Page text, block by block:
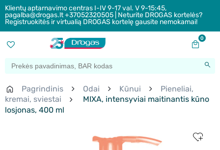
Klientų aptarnavimo centras I-IV 9-17 val. V 9-15:45,
pagalba@drogas.lt +37052320505 | Neturite DROGAS kortelės?
Registruokitės ir virtualią DROGAS kortelę gausite nemokamai!
0
Pagrindinis Odai Kūnui
Pieneliai,
kremai, sviestai
MIXA, intensyviai maitinantis kūno
losjonas, 400 ml